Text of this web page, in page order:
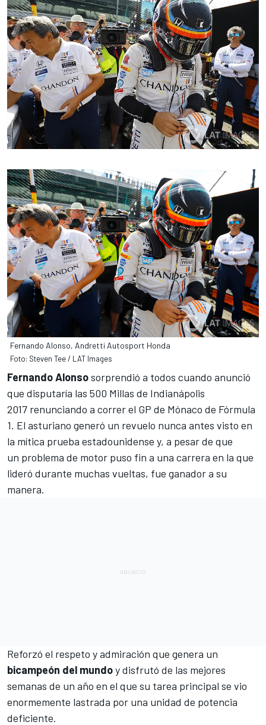
Fernando Alonso, Andretti Autosport Honda
Foto: Steven Tee / LAT Images
Fernando Alonsosorprendió a todos cuando anunció
que disputaría las 500 Millas de Indianápolis
2017 renunciando a correr el GP de Mónaco de Fórmula
1. El asturiano generó un revuelo nunca antes visto en
la mítica prueba estadounidense y, a pesar de que
un problema de motor puso fin a una carrera en la que
lideró durante muchas vueltas, fue ganador a su
manera.
Reforzó el respeto y admiración que genera un
bicampeón del mundoy disfrutó de las mejores
semanas de un año en el que su tarea principal se vio
enormemente lastrada por una unidad de potencia
deficiente.